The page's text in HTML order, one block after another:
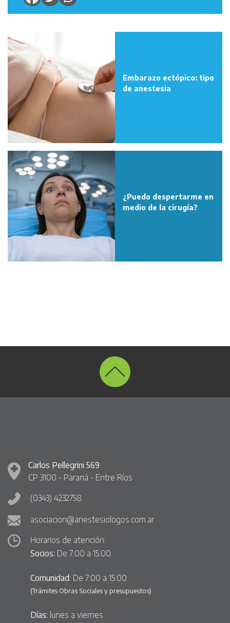
Embarazo ectópico: tipo
de anestesia
¿Puedo despertarme en
medio de la cirugía?
Carlos Pellegrini 569
CP 3100 - Paraná - Entre Ríos
(0343) 4232758
asociacion@anestesiologos.com.ar
Horarios de atención:
Socios: De 7:00 a 15:00.
Comunidad: De 7:00 a 15:00.
(Trámites Obras Sociales y presupuestos)
Días: lunes a viernes.